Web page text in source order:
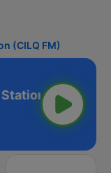
(CILQ FM)
(CILQ FM)